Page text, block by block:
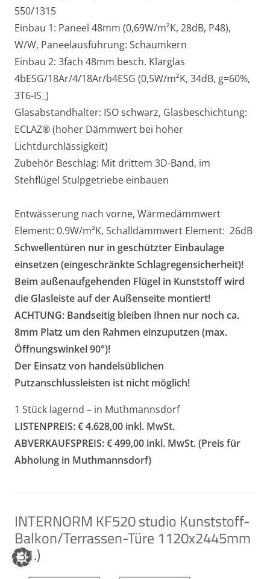
550/1315
Einbau 1: Paneel 48mm (0,69W/m²K, 28dB, P48),
W/W, Paneelausführung: Schaumkern
Einbau 2: 3fach 48mm besch. Klarglas
4bESG/18Ar/4/18Ar/b4ESG (0,5W/m²K, 34dB, g=60%,
3T6-IS_)
Glasabstandhalter: ISO schwarz, Glasbeschichtung:
ECLAZ® (hoher Dämmwert bei hoher
Lichtdurchlässigkeit)
Zubehör Beschlag: Mit drittem 3D-Band, im
Stehflügel Stulpgetriebe einbauen
Entwässerung nach vorne, Wärmedämmwert
Element: 0.9W/m²K, Schalldämmwert Element: 26dB
Schwellentüren nur in geschützter Einbaulage
einsetzen (eingeschränkte Schlagregensicherheit)!
Beim außenaufgehenden Flügel in Kunststoff wird
die Glasleiste auf der Außenseite montiert!
ACHTUNG: Bandseitig bleiben Ihnen nur noch ca.
8mm Platz um den Rahmen einzuputzen (max.
Öffnungswinkel 90°)!
Der Einsatz von handelsüblichen
Putzanschlussleisten ist nicht möglich!
1 Stück lagernd – in Muthmannsdorf
LISTENPREIS: € 4.628,00 inkl. MwSt.
ABVERKAUFSPREIS: € 499,00 inkl. MwSt. (Preis für
Abholung in Muthmannsdorf)
INTERNORM KF520 studio Kunststoff-
Balkon/Terrassen-Türe 1120x2445mm
(31.)